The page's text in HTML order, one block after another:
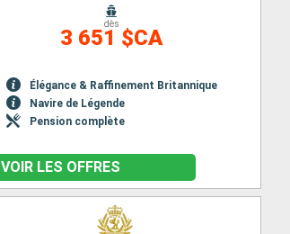
dès
3 651 $CA
Élégance & Raffinement Britannique
Navire de Légende
Pension complète
VOIR LES OFFRES